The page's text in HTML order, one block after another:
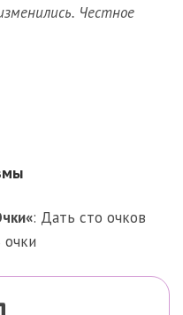
Честное
«: Дать сто очков
очки